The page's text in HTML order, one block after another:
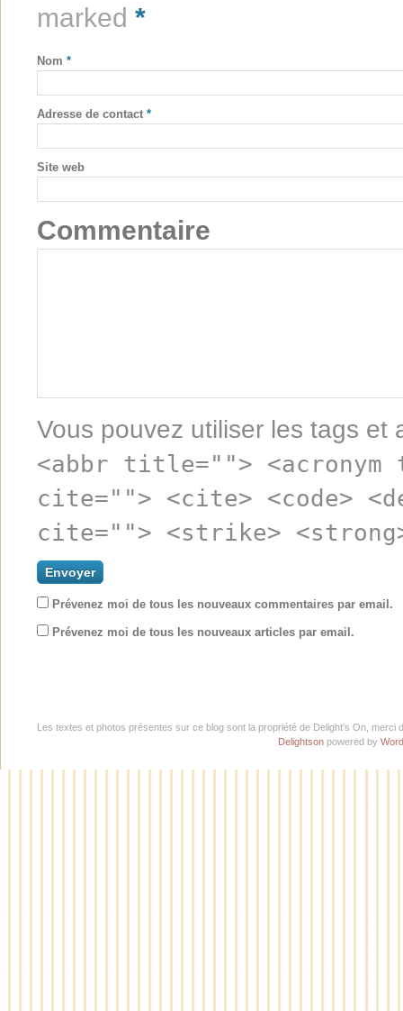
marked *
Nom *
Adresse de contact *
Site web
Commentaire
Vous pouvez utiliser les tags et
<abbr title="">
cite=""> <cite> <code>
cite=""> <strike>
Prévenez moi de tous les nouveaux commentaires par email.
Prévenez moi de tous les nouveaux articles par email.
Les textes et photos présentes sur ce blog sont la propriété de Delight's On,
Delightson powered by